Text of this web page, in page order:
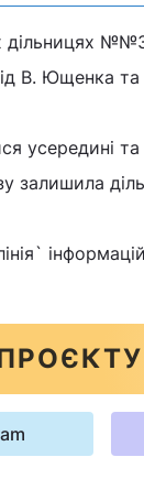
В. Ющенка
усередині
залишила